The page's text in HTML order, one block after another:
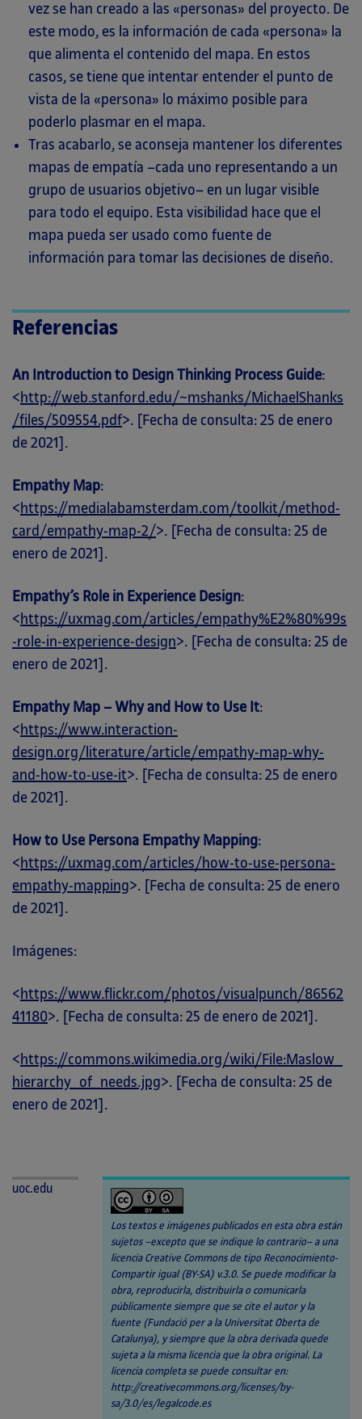
vez se han creado a las «personas» del proyecto. De
este modo, es la información de cada «persona» la
que alimenta el contenido del mapa. En estos
casos, se tiene que intentar entender el punto de
vista de la «persona» lo máximo posible para
poderlo plasmar en el mapa.
Tras acabarlo, se aconseja mantener los diferentes
mapas de empatía –cada uno representando a un
grupo de usuarios objetivo– en un lugar visible
para todo el equipo. Esta visibilidad hace que el
mapa pueda ser usado como fuente de
información para tomar las decisiones de diseño.
Referencias
An Introduction to Design Thinking Process Guide:
< http://web.stanford.edu/~mshanks/MichaelShanks
/files/509554.pdf>. [Fecha de consulta: 25 de enero
de 2021].
Empathy Map:
< https://medialabamsterdam.com/toolkit/method-
card/empathy-map-2/>. [Fecha de consulta: 25 de
enero de 2021].
Empathy’s Role in Experience Design:
< https://uxmag.com/articles/empathy%E2%80%99s
-role-in-experience-design>. [Fecha de consulta: 25 de
enero de 2021].
Empathy Map – Why and How to Use It:
< https://www.interaction-
design.org/literature/article/empathy-map-why-
and-how-to-use-it>. [Fecha de consulta: 25 de enero
de 2021].
How to Use Persona Empathy Mapping:
< https://uxmag.com/articles/how-to-use-persona-
empathy-mapping>. [Fecha de consulta: 25 de enero
de 2021].
Imágenes:
< https://www.flickr.com/photos/visualpunch/86562
41180>. [Fecha de consulta: 25 de enero de 2021].
< https://commons.wikimedia.org/wiki/File:Maslow_
hierarchy_of_needs.jpg>. [Fecha de consulta: 25 de
enero de 2021].
uoc.edu
Los textos e imágenes publicados en esta obra están
sujetos –excepto que se indique lo contrario– a una
licencia Creative Commons de tipo Reconocimiento-
Compartir igual (BY-SA) v.3.0. Se puede modificar la
obra, reproducirla, distribuirla o comunicarla
públicamente siempre que se cite el autor y la
fuente (Fundació per a la Universitat Oberta de
Catalunya), y siempre que la obra derivada quede
sujeta a la misma licencia que la obra original. La
licencia completa se puede consultar en:
http://creativecommons.org/licenses/by-
sa/3.0/es/legalcode.es